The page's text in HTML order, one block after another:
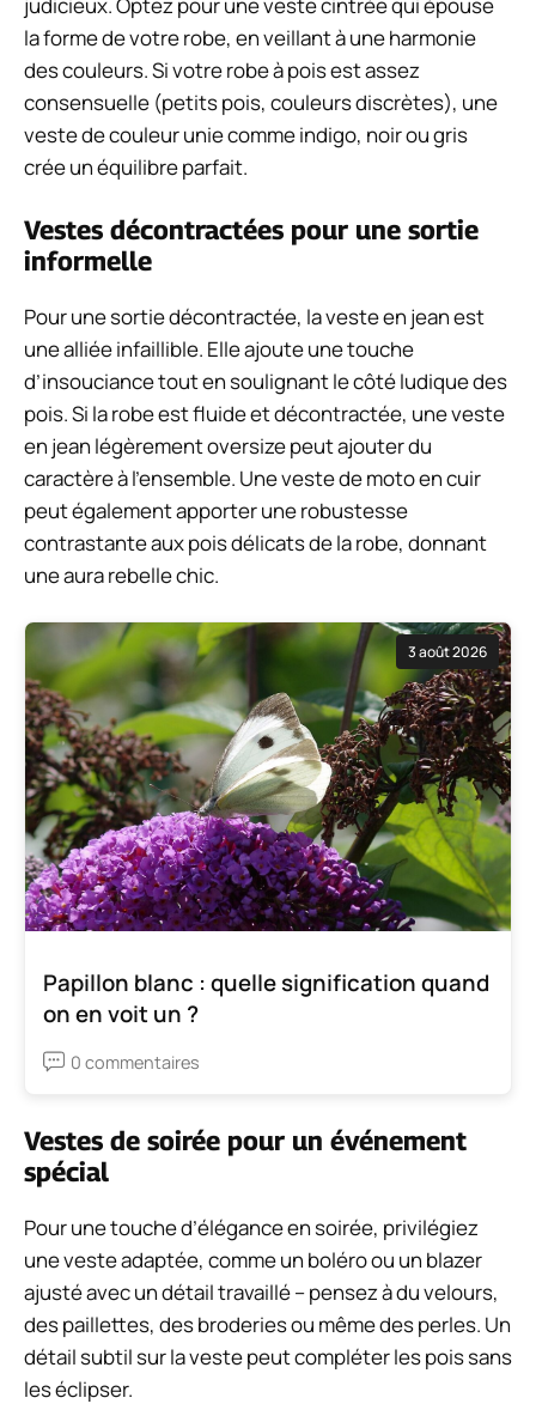
la forme de votre robe, en veillant à une harmonie
des couleurs. Si votre robe à pois est assez
consensuelle (petits pois, couleurs discrètes), une
veste de couleur unie comme indigo, noir ou gris
crée un équilibre parfait.
Vestes décontractées pour une sortie
informelle
Pour une sortie décontractée, la veste en jean est
une alliée infaillible. Elle ajoute une touche
d’insouciance tout en soulignant le côté ludique des
pois. Si la robe est fluide et décontractée, une veste
en jean légèrement oversize peut ajouter du
caractère à l’ensemble. Une veste de moto en cuir
peut également apporter une robustesse
contrastante aux pois délicats de la robe, donnant
une aura rebelle chic.
3 août 2026
Papillon blanc : quelle signification quand
on en voit un ?
0 commentaires
Vestes de soirée pour un événement
spécial
Pour une touche d’élégance en soirée, privilégiez
une veste adaptée, comme un boléro ou un blazer
ajusté avec un détail travaillé – pensez à du velours,
des paillettes, des broderies ou même des perles. Un
détail subtil sur la veste peut compléter les pois sans
les éclipser.